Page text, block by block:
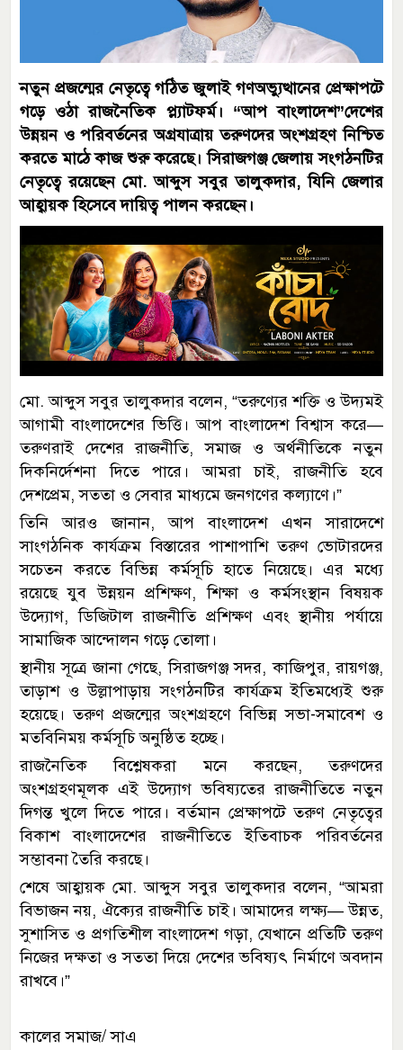
নতুন প্রজন্মের নেতৃত্বে গঠিত জুলাই গণঅভ্যুত্থানের প্রেক্ষাপটে
গড়ে ওঠা রাজনৈতিক প্ল্যাটফর্ম। “আপ বাংলাদেশ”দেশের
উন্নয়ন ও পরিবর্তনের অগ্রযাত্রায় তরুণদের অংশগ্রহণ নিশ্চিত
করতে মাঠে কাজ শুরু করেছে। সিরাজগঞ্জ জেলায় সংগঠনটির
নেতৃত্বে রয়েছেন মো. আব্দুস সবুর তালুকদার, যিনি জেলার
আহ্বায়ক হিসেবে দায়িত্ব পালন করছেন।
মো. আব্দুস সবুর তালুকদার বলেন, “তরুণ্যের শক্তি ও উদ্যমই
আগামী বাংলাদেশের ভিত্তি। আপ বাংলাদেশ বিশ্বাস করে—
তরুণরাই দেশের রাজনীতি, সমাজ ও অর্থনীতিকে নতুন
দিকনির্দেশনা দিতে পারে। আমরা চাই, রাজনীতি হবে
দেশপ্রেম, সততা ও সেবার মাধ্যমে জনগণের কল্যাণে।”
তিনি আরও জানান, আপ বাংলাদেশ এখন সারাদেশে
সাংগঠনিক কার্যক্রম বিস্তারের পাশাপাশি তরুণ ভোটারদের
সচেতন করতে বিভিন্ন কর্মসূচি হাতে নিয়েছে। এর মধ্যে
রয়েছে যুব উন্নয়ন প্রশিক্ষণ, শিক্ষা ও কর্মসংস্থান বিষয়ক
উদ্যোগ, ডিজিটাল রাজনীতি প্রশিক্ষণ এবং স্থানীয় পর্যায়ে
সামাজিক আন্দোলন গড়ে তোলা।
স্থানীয় সূত্রে জানা গেছে, সিরাজগঞ্জ সদর, কাজিপুর, রায়গঞ্জ,
তাড়াশ ও উল্লাপাড়ায় সংগঠনটির কার্যক্রম ইতিমধ্যেই শুরু
হয়েছে। তরুণ প্রজন্মের অংশগ্রহণে বিভিন্ন সভা-সমাবেশ ও
মতবিনিময় কর্মসূচি অনুষ্ঠিত হচ্ছে।
রাজনৈতিক বিশ্লেষকরা মনে করছেন, তরুণদের
অংশগ্রহণমূলক এই উদ্যোগ ভবিষ্যতের রাজনীতিতে নতুন
দিগন্ত খুলে দিতে পারে। বর্তমান প্রেক্ষাপটে তরুণ নেতৃত্বের
বিকাশ বাংলাদেশের রাজনীতিতে ইতিবাচক পরিবর্তনের
সম্ভাবনা তৈরি করছে।
শেষে আহ্বায়ক মো. আব্দুস সবুর তালুকদার বলেন, “আমরা
বিভাজন নয়, ঐক্যের রাজনীতি চাই। আমাদের লক্ষ্য— উন্নত,
সুশাসিত ও প্রগতিশীল বাংলাদেশ গড়া, যেখানে প্রতিটি তরুণ
নিজের দক্ষতা ও সততা দিয়ে দেশের ভবিষ্যৎ নির্মাণে অবদান
রাখবে।”
কালের সমাজ/ সাএ